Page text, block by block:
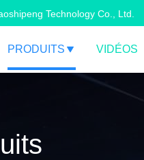
Technology Co., Ltd.
PRODUITS VIDÉOS